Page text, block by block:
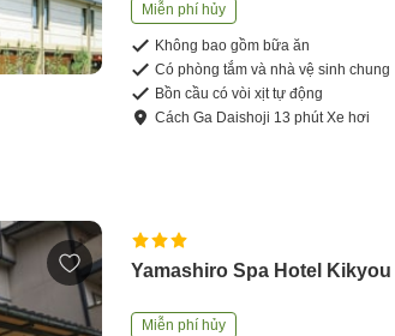
Miễn phí hủy
Không bao gồm bữa ăn
Có phòng tắm và nhà vệ sinh chung
Bồn cầu có vòi xịt tự động
CáchGa Daishoji 13 phútXe hơi
Yamashiro Spa Hotel Kikyou
Miễn phí hủy